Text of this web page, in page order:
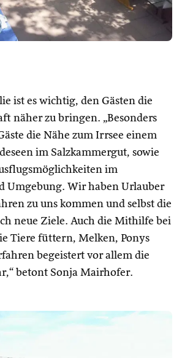
ist es wichtig, den Gästen die
näher zu bringen. „Besonders
die Nähe zum Irrsee einem
im Salzkammergut, sowie
im
Umgebung. Wir haben Urlauber
zu uns kommen und selbst die
neue Ziele. Auch die Mithilfe bei
Tiere füttern, Melken, Ponys
begeistert vor allem die
betont Sonja Mairhofer.